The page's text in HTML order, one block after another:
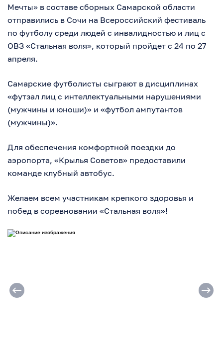
Мечты» в составе сборных Самарской области
отправились в Сочи на Всероссийский фестиваль
по футболу среди людей с инвалидностью и лиц с
ОВЗ «Стальная воля», который пройдет с 24 по 27
апреля.
Самарские футболисты сыграют в дисциплинах
«футзал лиц с интеллектуальными нарушениями
(мужчины и юноши)» и «футбол ампутантов
(мужчины)».
Для обеспечения комфортной поездки до
аэропорта, «Крылья Советов» предоставили
команде клубный автобус.
Желаем всем участникам крепкого здоровья и
побед в соревновании «Стальная воля»!